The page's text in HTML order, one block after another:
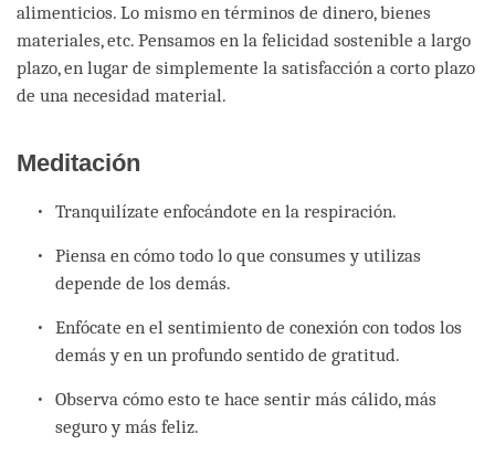
alimenticios. Lo mismo en términos de dinero, bienes
materiales, etc. Pensamos en la felicidad sostenible a largo
plazo, en lugar de simplemente la satisfacción a corto plazo
de una necesidad material.
Meditación
Tranquilízate enfocándote en la respiración.
Piensa en cómo todo lo que consumes y utilizas
depende de los demás.
Enfócate en el sentimiento de conexión con todos los
demás y en un profundo sentido de gratitud.
Observa cómo esto te hace sentir más cálido, más
seguro y más feliz.